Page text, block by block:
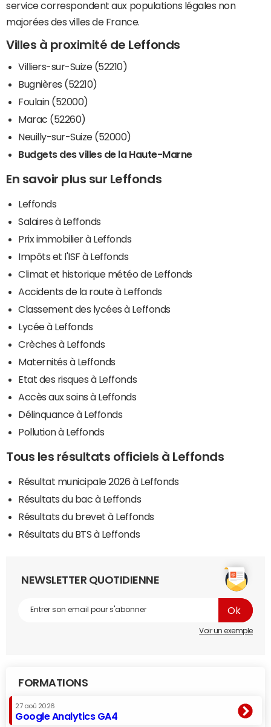
service correspondent aux populations légales non
majorées des villes de France.
Villes à proximité de Leffonds
Villiers-sur-Suize (52210)
Bugnières (52210)
Foulain (52000)
Marac (52260)
Neuilly-sur-Suize (52000)
Budgets des villes de la Haute-Marne
En savoir plus sur Leffonds
Leffonds
Salaires à Leffonds
Prix immobilier à Leffonds
Impôts et l'ISF à Leffonds
Climat et historique météo de Leffonds
Accidents de la route à Leffonds
Classement des lycées à Leffonds
Lycée à Leffonds
Crèches à Leffonds
Maternités à Leffonds
Etat des risques à Leffonds
Accès aux soins à Leffonds
Délinquance à Leffonds
Pollution à Leffonds
Tous les résultats officiels à Leffonds
Résultat municipale 2026 à Leffonds
Résultats du bac à Leffonds
Résultats du brevet à Leffonds
Résultats du BTS à Leffonds
NEWSLETTER QUOTIDIENNE
Voir un exemple
FORMATIONS
27 aoû 2026
Google Analytics GA4